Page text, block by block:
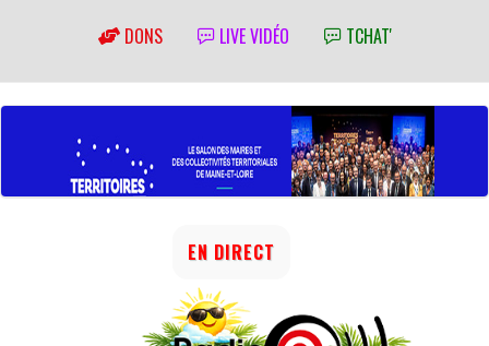
DONS LIVE VIDÉO TCHAT'
EN DIRECT